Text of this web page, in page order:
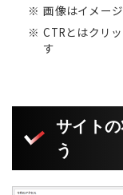
画像はイメー
CTRとはクリ
す
サイト
う